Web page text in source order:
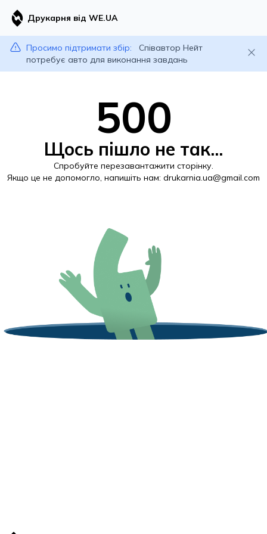
Друкарня від WE.UA
Просимо підтримати збір:
Співавтор Нейт
потребує авто для виконання завдань
500
Щось пішло не так...
Спробуйте перезавантажити сторінку.
Якщо це не допомогло, напишіть нам: drukarnia.ua@gmail.com